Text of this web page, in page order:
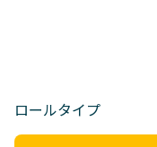
ロールタイプ